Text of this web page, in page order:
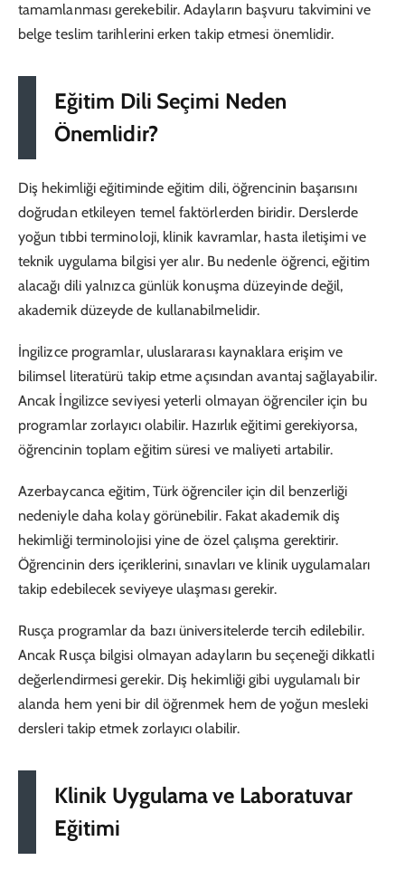
tamamlanması gerekebilir. Adayların başvuru takvimini ve
belge teslim tarihlerini erken takip etmesi önemlidir.
Eğitim Dili Seçimi Neden
Önemlidir?
Diş hekimliği eğitiminde eğitim dili, öğrencinin başarısını
doğrudan etkileyen temel faktörlerden biridir. Derslerde
yoğun tıbbi terminoloji, klinik kavramlar, hasta iletişimi ve
teknik uygulama bilgisi yer alır. Bu nedenle öğrenci, eğitim
alacağı dili yalnızca günlük konuşma düzeyinde değil,
akademik düzeyde de kullanabilmelidir.
İngilizce programlar, uluslararası kaynaklara erişim ve
bilimsel literatürü takip etme açısından avantaj sağlayabilir.
Ancak İngilizce seviyesi yeterli olmayan öğrenciler için bu
programlar zorlayıcı olabilir. Hazırlık eğitimi gerekiyorsa,
öğrencinin toplam eğitim süresi ve maliyeti artabilir.
Azerbaycanca eğitim, Türk öğrenciler için dil benzerliği
nedeniyle daha kolay görünebilir. Fakat akademik diş
hekimliği terminolojisi yine de özel çalışma gerektirir.
Öğrencinin ders içeriklerini, sınavları ve klinik uygulamaları
takip edebilecek seviyeye ulaşması gerekir.
Rusça programlar da bazı üniversitelerde tercih edilebilir.
Ancak Rusça bilgisi olmayan adayların bu seçeneği dikkatli
değerlendirmesi gerekir. Diş hekimliği gibi uygulamalı bir
alanda hem yeni bir dil öğrenmek hem de yoğun mesleki
dersleri takip etmek zorlayıcı olabilir.
Klinik Uygulama ve Laboratuvar
Eğitimi